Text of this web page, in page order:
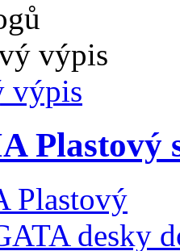
výpis
výpis
Plastový